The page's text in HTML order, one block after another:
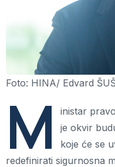
Foto: HINA/ Edvard
M
inistar
je okvir
koje će se
redefinirati sigurnosna